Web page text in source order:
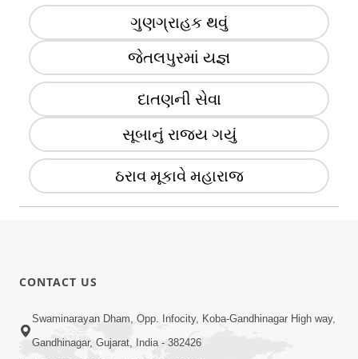
ગુણગ્રાહક થવું
જેતલપુરમાં યજ્ઞ
દાતણની સેવા
સૂબાનું રાજ્ય ગયું
ઠરાવ મૂકાવે મહારાજ
CONTACT US
Swaminarayan Dham, Opp. Infocity, Koba-Gandhinagar High way,
Gandhinagar, Gujarat, India - 382426